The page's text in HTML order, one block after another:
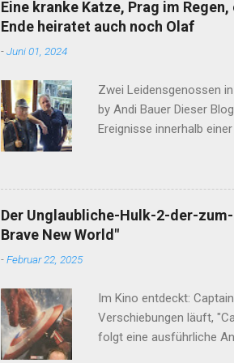
Eine kranke Katze, Prag im
Ende heiratet auch noch Olaf
-Juni 01, 2024
Zwei Leidensgenossen
by Andi Bauer Dieser
Ereignisse innerhalb
was ihm in dieser
wieder eingekriegt hat,
Sohn tut das, was seine
Leser und Leserinnen
Der Unglaubliche-Hulk-2-der-
Brave New World"
-Februar 22, 2025
Im Kino entdeckt:
Verschiebungen läuft,
folgt eine ausführliche